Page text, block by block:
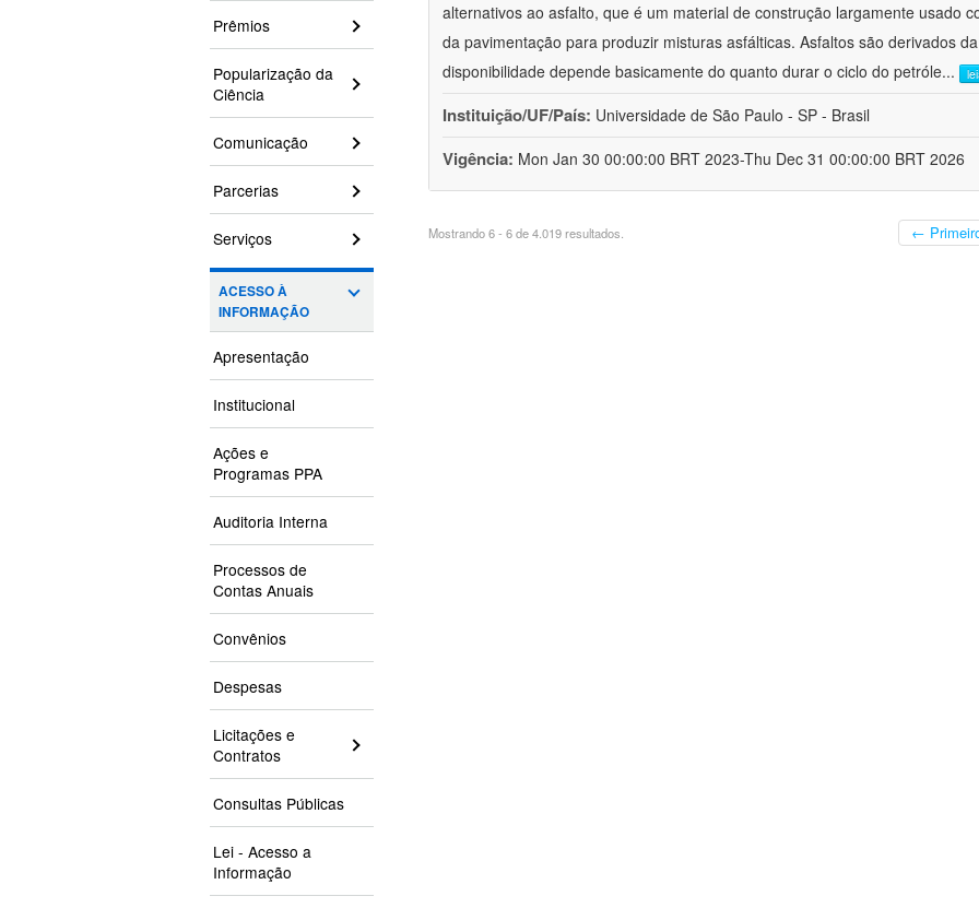
Prêmios
Popularização da
Ciência
Comunicação
Parcerias
Serviços
ACESSO À
INFORMAÇÃO
Apresentação
Institucional
Ações e
Programas PPA
Auditoria Interna
Processos de
Contas Anuais
Convênios
Despesas
Licitações e
Contratos
Consultas Públicas
Lei - Acesso a
Informação
alternativos ao asfalto, que é um material de construção largamente usado
da pavimentação para produzir misturas asfálticas. Asfaltos são derivados
disponibilidade depende basicamente do quanto durar o ciclo do petróle...
Instituição/UF/País: Universidade de São Paulo - SP - Brasil
Vigência: Mon Jan 30 00:00:00 BRT 2023-Thu Dec 31 00:00:00 BRT 2026
Mostrando 6 - 6 de 4.019 resultados. ←